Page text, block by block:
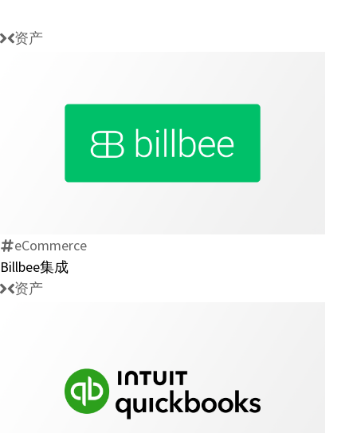
资产
Billbee
eCommerce
Billbee集成
资产
Intuit